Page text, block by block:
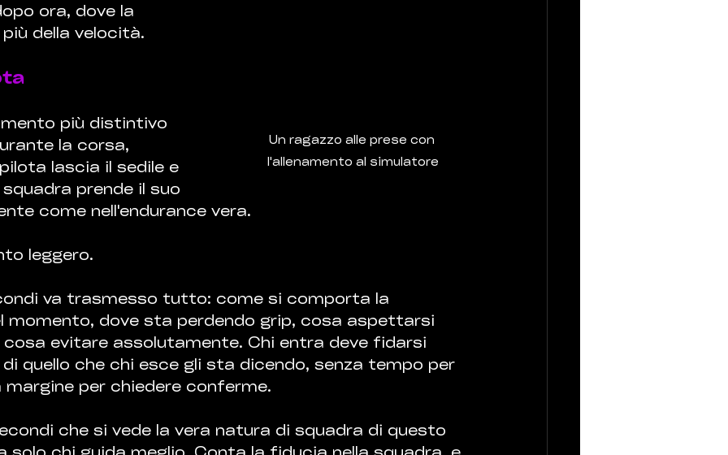
Un ragazzo alle prese con
l'allenamento al simulatore
ora, dove la
della velocità.
più distintivo
la corsa,
lascia il sedile e
prende il suo
come nell'endurance vera.
leggero.
va trasmesso tutto: come si comporta la
momento, dove sta perdendo grip, cosa aspettarsi
cosa evitare assolutamente. Chi entra deve fidarsi
quello che chi esce gli sta dicendo, senza tempo per
per chiedere conferme.
che si vede la vera natura di squadra di questo